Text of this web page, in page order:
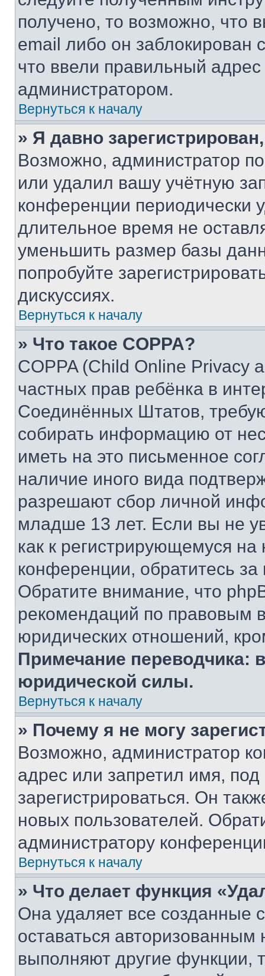
получено, то возможно, что
email либо он
что ввели правильный адрес
администратором.
Вернуться к началу
» Я давно
Возможно, администратор
или удалил вашу учётную
конференции периодически
длительное время не
уменьшить размер базы
попробуйте
дискуссиях.
Вернуться к началу
» Что такое COPPA?
COPPA (Child Online Privacy
частных прав ребёнка в
Соединённых Штатов,
собирать информацию от
иметь на это письменное
наличие иного вида
разрешают сбор личной
младше 13 лет. Если вы не
как к регистрирующемуся
конференции, обратитесь
Обратите внимание, что
рекомендаций по правовым
юридических отношений,
Примечание переводчика:
юридической силы.
Вернуться к началу
» Почему я не могу
Возможно, администратор
адрес или запретил имя,
зарегистрироваться. Он
новых пользователей.
администратору
Вернуться к началу
» Что делает функция
Она удаляет все созданные
оставаться
выполняют другие функции,